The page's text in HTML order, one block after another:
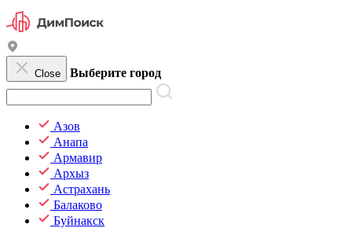
Close Выберите город
Азов
Анапа
Армавир
Архыз
Астрахань
Балаково
Буйнакск